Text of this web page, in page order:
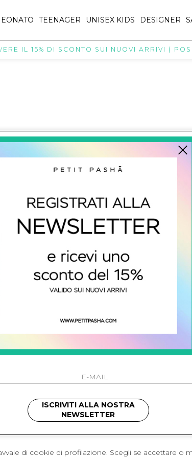
TEENAGER UNISEX KIDS DESIGNER
IL 15% DI SCONTO SUI NUOVI ARRIVI (
- Italia
L'azienda
Contatti
Pagamenti
Spedizione
ISCRIVITI ALLA NOSTRA
NEWSLETTER
di cookie di profilazione. Scegli se accettare